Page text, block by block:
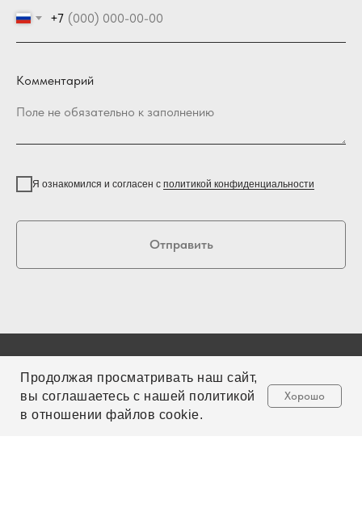
+7
Комментарий
Я ознакомился и согласен с политикой конфиденциальности
Отправить
Продолжая просматривать наш сайт,
вы соглашаетесь с нашей политикой
в отношении файлов cookie.
Хорошо